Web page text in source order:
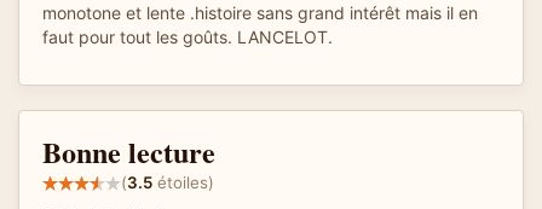
monotone et lente .histoire sans grand intérêt mais il en
faut pour tout les goûts. LANCELOT.
Bonne lecture
(3.5 étoiles)